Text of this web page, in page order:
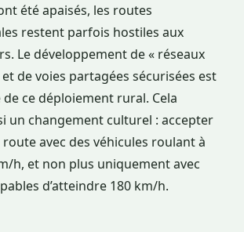
été apaisés, les routes
restent parfois hostiles aux
Le développement de « réseaux
de voies partagées sécurisées est
de ce déploiement rural. Cela
un changement culturel : accepter
avec des véhicules roulant à
h, et non plus uniquement avec
d’atteindre 180 km/h.